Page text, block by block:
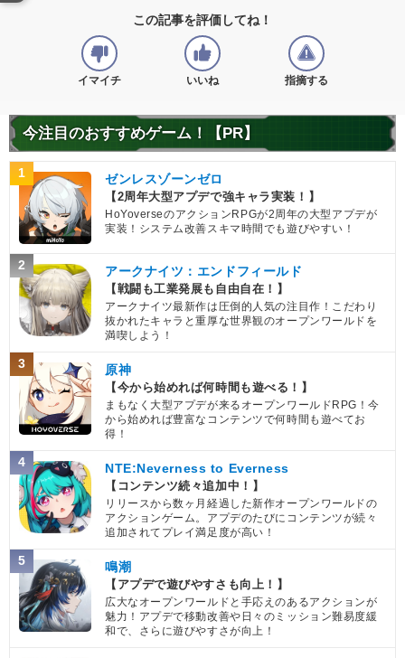
この記事を評価してね！
イマイチ いいね 指摘する
今注目のおすすめゲーム！【PR】
1 ゼンレスゾーンゼロ
【2周年大型アプデで強キャラ実装！】
HoYoverseのアクションRPGが2周年の大型アプデが
実装！システム改善スキマ時間でも遊びやすい！
2 アークナイツ：エンドフィールド
【戦闘も工業発展も自由自在！】
アークナイツ最新作は圧倒的人気の注目作！こだわり
抜かれたキャラと重厚な世界観のオープンワールドを
満喫しよう！
3 原神
【今から始めれば何時間も遊べる！】
まもなく大型アプデが来るオープンワールドRPG！今
から始めれば豊富なコンテンツで何時間も遊べてお
得！
4 NTE:Neverness to Everness
【コンテンツ続々追加中！】
リリースから数ヶ月経過した新作オープンワールドの
アクションゲーム。アプデのたびにコンテンツが続々
追加されてプレイ満足度が高い！
5 鳴潮
【アプデで遊びやすさも向上！】
広大なオープンワールドと手応えのあるアクションが
魅力！アプデで移動改善や日々のミッション難易度緩
和で、さらに遊びやすさが向上！